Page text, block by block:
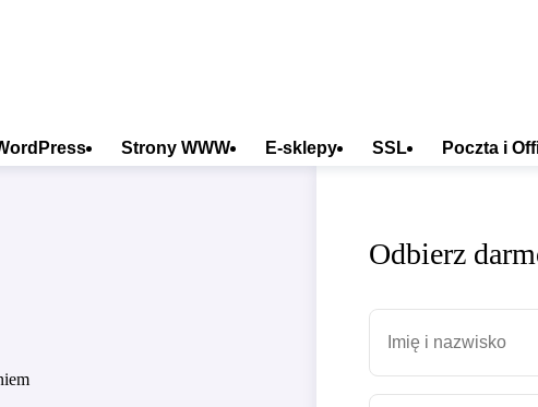
Strony WWW E-sklepy SSL Poczta i
Odbierz